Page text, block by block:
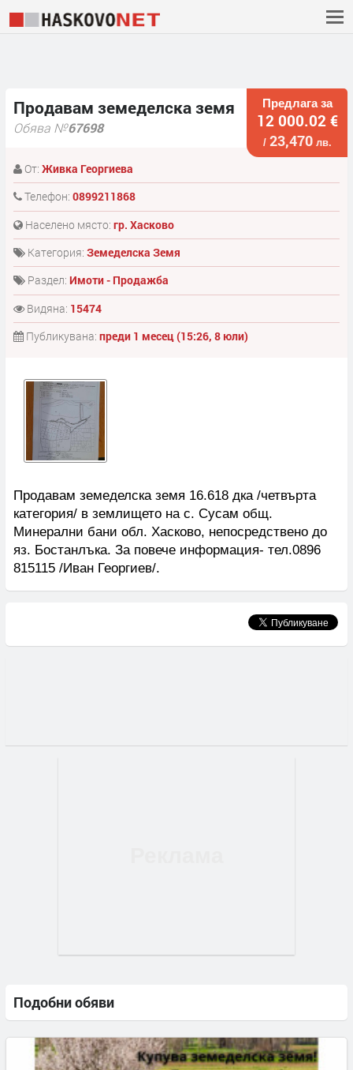
Предлага за
12 000.02 €
/ 23,470лв.
Продавам земеделска земя
Обява №67698
От: Живка Георгиева
Телефон: 0899211868
Населено място: гр. Хасково
Категория: Земеделска Земя
Раздел: Имоти - Продажба
Видяна: 15474
Публикувана: преди 1 месец (15:26, 8 юли)
Продавам земеделска земя 16.618 дка /четвърта
категория/ в землището на с. Сусам общ.
Минерални бани обл. Хасково, непосредствено до
яз. Бостанлъка. За повече информация- тел.0896
815115 /Иван Георгиев/.
Подобни обяви